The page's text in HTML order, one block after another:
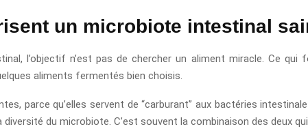
un microbiote intestinal
l’objectif n’est pas de chercher un aliment miracle. Ce qui
aliments fermentés bien choisis.
parce qu’elles servent de “carburant” aux bactéries
du microbiote. C’est souvent la combinaison des deux